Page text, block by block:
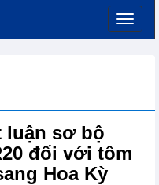
luận sơ bộ
đối với tôm
Hoa Kỳ